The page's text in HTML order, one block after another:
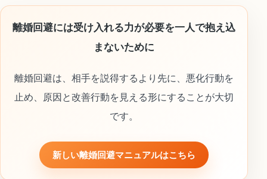
離婚回避には受け入れる力が必要を一人で抱え込
まないために
離婚回避は、相手を説得するより先に、悪化行動を
止め、原因と改善行動を見える形にすることが大切
です。
新しい離婚回避マニュアルはこちら